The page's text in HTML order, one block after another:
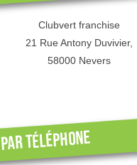
Clubvert franchise
21 Rue Antony Duvivier,
58000 Nevers
Par téléphone